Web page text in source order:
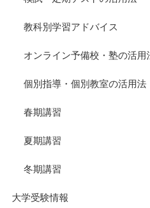
教科別学習アドバイス
オンライン予備校・塾の活用
個別指導・個別教室の活用法
春期講習
夏期講習
冬期講習
大学受験情報